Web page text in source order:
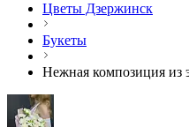
Цветы Дзержинск
Букеты
Нежная композиция из